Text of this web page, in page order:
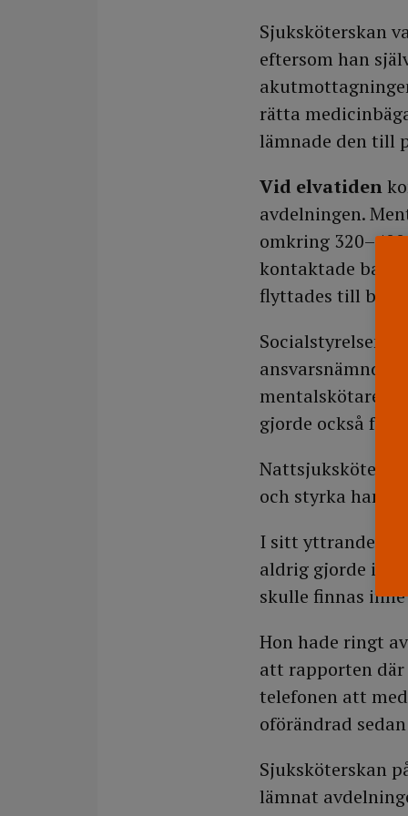
Sjuksköterskan
eftersom han
rätta
lämnade den till
Vid elvatiden
avdelningen.
omkring
kontaktade
flyttades till
Socialstyrelsen
ansvarsnämnd
mentalskötaren
gjorde också fel
och styrka han
I sitt yttrande till
aldrig gjorde i
skulle finnas
Hon hade ringt
att rapporten
telefonen att
oförändrad
Sjuksköterskan
lämnat